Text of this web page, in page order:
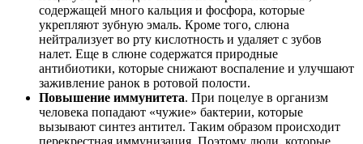
содержащей много кальция и фосфора, которые
укрепляют зубную эмаль. Кроме того, слюна
нейтрализует во рту кислотность и удаляет с зубов
налет. Еще в слюне содержатся природные
антибиотики, которые снижают воспаление и улучшают
заживление ранок в ротовой полости.
Повышение иммунитета. При поцелуе в организм
человека попадают «чужие» бактерии, которые
вызывают синтез антител. Таким образом происходит
перекрестная иммунизация. Поэтому люди, которые